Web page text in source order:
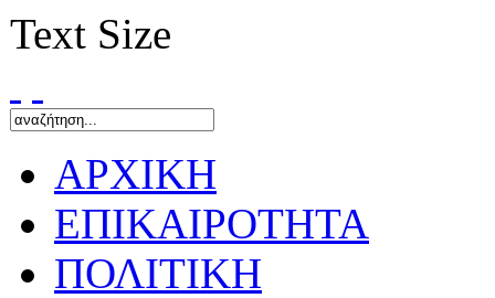
Text Size
ΑΡΧΙΚΗ
ΕΠΙΚΑΙΡΟΤΗΤΑ
ΠΟΛΙΤΙΚΗ